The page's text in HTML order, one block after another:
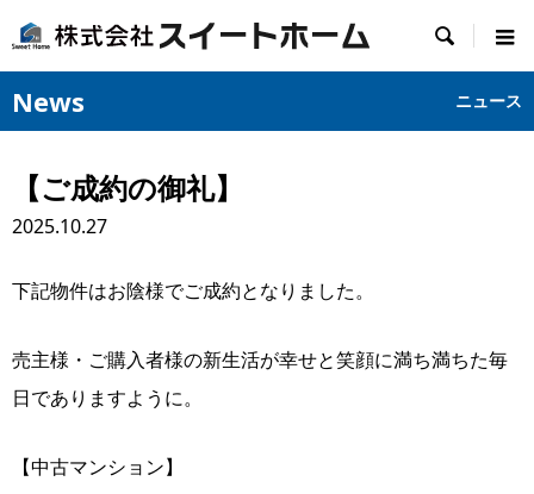

News ニュース
【ご成約の御礼】
2025.10.27
下記物件はお陰様でご成約となりました。
売主様・ご購入者様の新生活が幸せと笑顔に満ち満ちた毎
日でありますように。
【中古マンション】